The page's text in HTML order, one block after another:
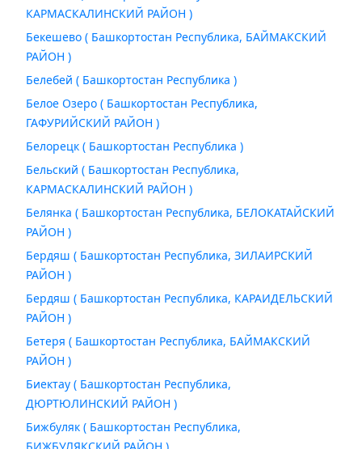
КАРМАСКАЛИНСКИЙ РАЙОН )
Бекешево ( Башкортостан Республика, БАЙМАКСКИЙ
РАЙОН )
Белебей ( Башкортостан Республика )
Белое Озеро ( Башкортостан Республика,
ГАФУРИЙСКИЙ РАЙОН )
Белорецк ( Башкортостан Республика )
Бельский ( Башкортостан Республика,
КАРМАСКАЛИНСКИЙ РАЙОН )
Белянка ( Башкортостан Республика, БЕЛОКАТАЙСКИЙ
РАЙОН )
Бердяш ( Башкортостан Республика, ЗИЛАИРСКИЙ
РАЙОН )
Бердяш ( Башкортостан Республика, КАРАИДЕЛЬСКИЙ
РАЙОН )
Бетеря ( Башкортостан Республика, БАЙМАКСКИЙ
РАЙОН )
Биектау ( Башкортостан Республика,
ДЮРТЮЛИНСКИЙ РАЙОН )
Бижбуляк ( Башкортостан Республика,